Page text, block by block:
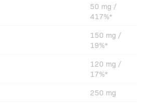
50 mg /
417%*
150 mg /
19%*
120 mg /
17%*
250 mg